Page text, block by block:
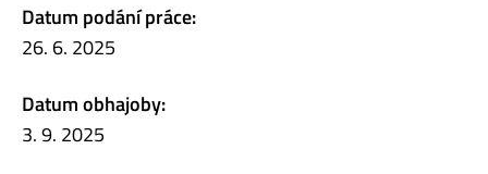
Datum podání práce:
26. 6. 2025
Datum obhajoby:
3. 9. 2025